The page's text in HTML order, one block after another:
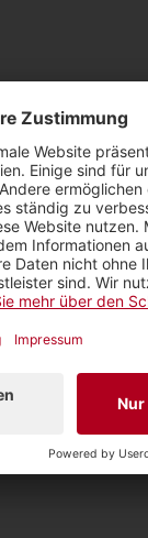
PERSONELLESSRF
inkl. Name in